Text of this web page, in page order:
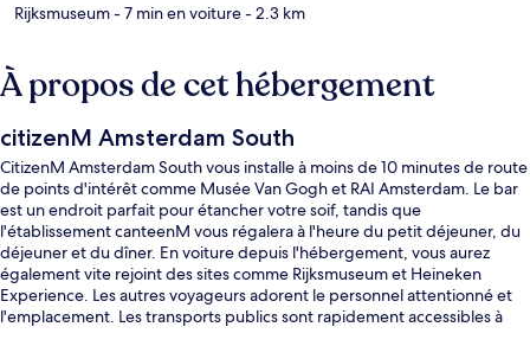
Rijksmuseum- 7 min en voiture- 2.3 km
À propos de cet hébergement
citizenM Amsterdam South
CitizenM Amsterdam South vous installe à moins de 10 minutes de route
de points d'intérêt comme Musée Van Gogh et RAI Amsterdam. Le bar
est un endroit parfait pour étancher votre soif, tandis que
l'établissement canteenM vous régalera à l'heure du petit déjeuner, du
déjeuner et du dîner. En voiture depuis l'hébergement, vous aurez
également vite rejoint des sites comme Rijksmuseum et Heineken
Experience. Les autres voyageurs adorent le personnel attentionné et
l'emplacement. Les transports publics sont rapidement accessibles à